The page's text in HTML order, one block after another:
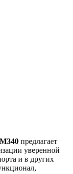
предлагает
уверенной
и в других